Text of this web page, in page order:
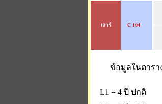
เสาร์ C 104
ข้อมูลในตารา
L1 = 4 ปี ปกติ